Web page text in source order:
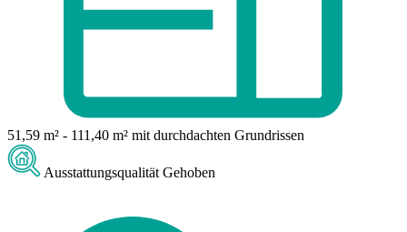
51,59 m² - 111,40 m² mit durchdachten Grundrissen
Ausstattungsqualität Gehoben